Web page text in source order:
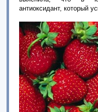
антиоксидант, который